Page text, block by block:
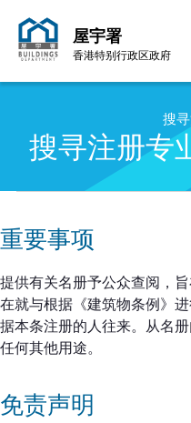
屋宇署
香港特别行政区政府
搜
搜寻注册专
重要事项
提供有关名册予公众查阅，
在就与根据《建筑物条例》
据本条注册的人往来。从名
任何其他用途。
免责声明